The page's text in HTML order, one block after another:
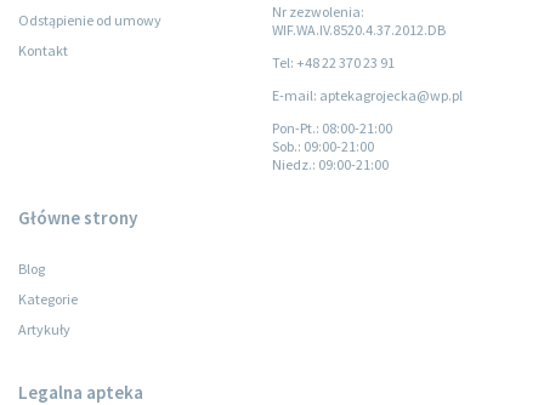
Odstąpienie od umowy
Kontakt
Nr zezwolenia:
WIF.WA.IV.8520.4.37.2012.DB
Tel: +48 22 370 23 91
E-mail: aptekagrojecka@wp.pl
Pon-Pt.: 08:00-21:00
Sob.: 09:00-21:00
Niedz.: 09:00-21:00
Główne strony
Blog
Kategorie
Artykuły
Legalna apteka